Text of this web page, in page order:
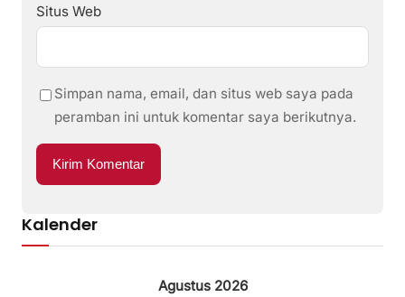
Situs Web
Simpan nama, email, dan situs web saya pada
peramban ini untuk komentar saya berikutnya.
Kalender
Agustus 2026